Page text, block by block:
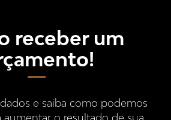
receber um
e saiba como podemos
o resultado de sua